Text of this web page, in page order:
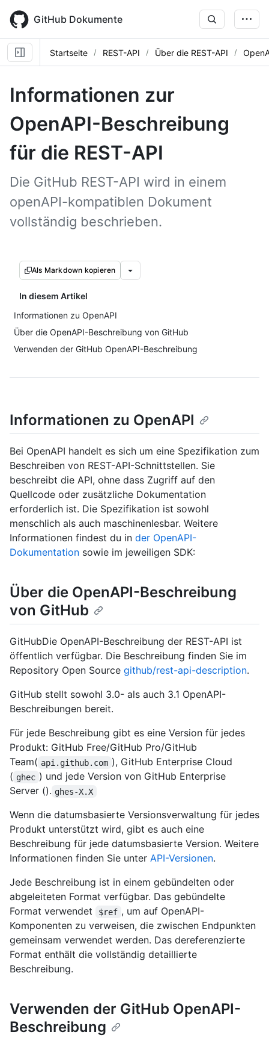
main
content
GitHub Dokumente
Startseite REST-API Über die REST-API
Informationen zur
OpenAPI-Beschreibung
für die REST-API
Die GitHub REST-API wird in einem
openAPI-kompatiblen Dokument
vollständig beschrieben.
Als Markdown kopieren
In diesem Artikel
Informationen zu OpenAPI
Über die OpenAPI-Beschreibung von GitHub
Verwenden der GitHub OpenAPI-Beschreibung
Informationen zu OpenAPI
Bei OpenAPI handelt es sich um eine Spezifikation zum
Beschreiben von REST-API-Schnittstellen. Sie
beschreibt die API, ohne dass Zugriff auf den
Quellcode oder zusätzliche Dokumentation
erforderlich ist. Die Spezifikation ist sowohl
menschlich als auch maschinenlesbar. Weitere
Informationen findest du in der OpenAPI-
Dokumentation sowie im jeweiligen SDK:
Über die OpenAPI-Beschreibung
von GitHub
GitHubDie OpenAPI-Beschreibung der REST-API ist
öffentlich verfügbar. Die Beschreibung finden Sie im
Repository Open Source github/rest-api-description.
GitHub stellt sowohl 3.0- als auch 3.1 OpenAPI-
Beschreibungen bereit.
Für jede Beschreibung gibt es eine Version für jedes
Produkt: GitHub Free/GitHub Pro/GitHub
Team( api.github.com ), GitHub Enterprise Cloud
( ghec ) und jede Version von GitHub Enterprise
Server (). ghes-X.X
Wenn die datumsbasierte Versionsverwaltung für jedes
Produkt unterstützt wird, gibt es auch eine
Beschreibung für jede datumsbasierte Version. Weitere
Informationen finden Sie unter API-Versionen.
Jede Beschreibung ist in einem gebündelten oder
abgeleiteten Format verfügbar. Das gebündelte
Format verwendet
$ref , um auf OpenAPI-
Komponenten zu verweisen, die zwischen Endpunkten
gemeinsam verwendet werden. Das dereferenzierte
Format enthält die vollständig detaillierte
Beschreibung.
Verwenden der GitHub OpenAPI-
Beschreibung